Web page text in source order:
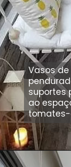
Vasos
suportes
ao
tomates-